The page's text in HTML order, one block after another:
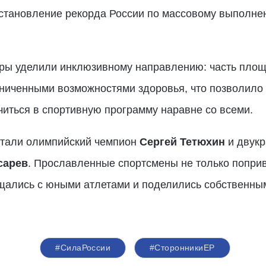
рекорда России по массовому
уделили инклюзивному направлению: часть
возможностями здоровья, что позволило
в спортивную программу наравне со всеми.
олимпийский чемпион Сергей Тетюхин и
. Прославленные спортсмены не только
с юными атлетами и поделились
#СилаРоссии #СторонникиЕР